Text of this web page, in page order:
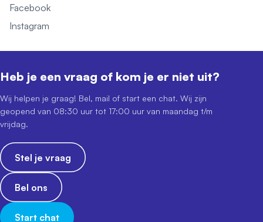
Facebook
Instagram
Heb je een vraag of kom je er niet uit?
Wij helpen je graag! Bel, mail of start een chat. Wij zijn
geopend van 08:30 uur tot 17:00 uur van maandag t/m
vrijdag.
Stel je vraag
Bel ons
Start chat